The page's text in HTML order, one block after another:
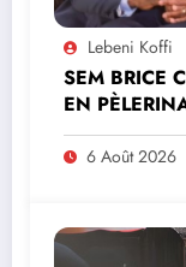
Lebeni Koffi
SEM BRICE
EN
MINISTRE
PREND
6 Août 2026